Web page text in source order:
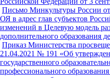
Письмо Минкультуры России
ОЯ в адрес глав субъектов
изменений в Целевую модель
дополнительного образования
Приказ Министерства
21.04.2021 № 191 «Об
государственного
профессионального